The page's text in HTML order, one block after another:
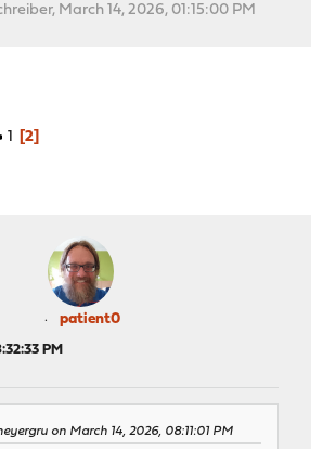
March 14, 2026, 01:15:00 PM
1 2
patient0
PM
on March 14, 2026, 08:11:01 PM